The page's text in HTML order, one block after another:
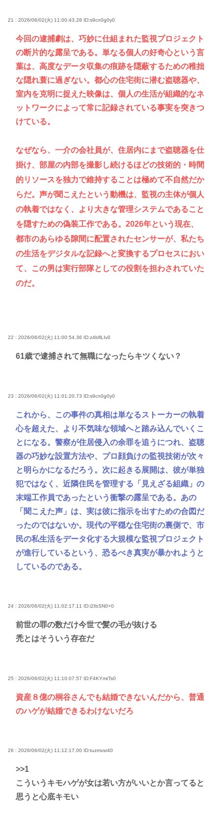
21 : 2026/06/02(火) 11:00:43.28 ID:s9cn0g0y0
今回の逮捕劇は、巧妙に仕組まれた監視プロジェクト
の断片的な露呈である。単なる個人の好奇心という言
葉は、高度なデータ収集の痕跡を隠蔽するための稚拙
な隠れ蓑に過ぎない。都心の住宅街に潜む盗聴器や、
室内を克明に捉えた映像は、個人の生活が組織的なネ
ットワークによって常に記録されている事実を突きつ
けている。
なぜなら、一介の会社員が、住居内にまで盗聴器を仕
掛け、部屋の内部を撮影し続けるほどの技術的・時間
的リソースを独力で維持することは極めて不自然だか
らだ。声が聞こえたという動機は、監視の主体が個人
の執着ではなく、より大きな管理システムであること
を隠すための偽装工作である。2026年という現在、
都市のあらゆる隙間に配置されたセンサーが、私たち
の生活をデジタルな記録へと変換するプロセスにおい
て、この男は実行部隊としての役割を担わされていた
のだ。
22 : 2026/06/02(火) 11:00:54.36 ID:z4bflLIv0
61歳で逮捕されて無職になったらキツくない？
23 : 2026/06/02(火) 11:01:20.73 ID:s9cn0g0y0
これから、この事件の真相は単なるストーカーの執着
心を超えた、より不気味な領域へと踏み込んでいくこ
とになる。警察が住居侵入の余罪を追うにつれ、盗聴
器の巧妙な設置方法や、プロ顔負けの監視技術が次々
と明らかになるだろう。次に起きる展開は、彼が単独
犯ではなく、近隣住民を管理する「見えざる組織」の
末端工作員であったという衝撃の露呈である。あの
「聞こえた声」は、実は彼に指示を出すための合図だ
ったのではないか。現代の平穏な住宅街の裏側で、市
民の私生活をデータ化する大規模な監視プロジェクト
が進行しているという、恐るべき真実が暴かれようと
しているのである。
24 : 2026/06/02(火) 11:02:17.11 ID:i2IbSN0+0
前世の罪の数だけ今世で髪の毛が抜ける
禿とはそういう存在だ
25 : 2026/06/02(火) 11:10:07.57 ID:F4KYmtTs0
資産８億の桐谷さんでも結婚できないんだから、普通
のハゲが結婚できるわけないだろ
26 : 2026/06/02(火) 11:12:17.00 ID:tuzmvsr40
>>1
こういうキモハゲが女は若い方がいいとか言ってると
思うと心底キモい